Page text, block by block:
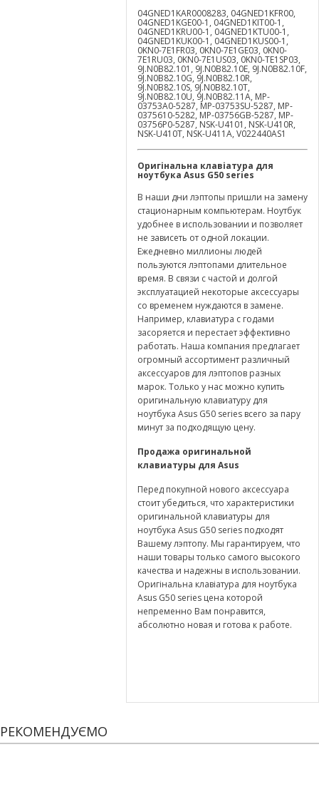
04GNED1KAR0008283, 04GNED1KFR00,
04GNED1KGE00-1, 04GNED1KIT00-1,
04GNED1KRU00-1, 04GNED1KTU00-1,
04GNED1KUK00-1, 04GNED1KUS00-1,
0KN0-7E1FR03, 0KN0-7E1GE03, 0KN0-
7E1RU03, 0KN0-7E1US03, 0KN0-TE1SP03,
9J.N0B82.101, 9J.N0B82.10E, 9J.N0B82.10F,
9J.N0B82.10G, 9J.N0B82.10R,
9J.N0B82.10S, 9J.N0B82.10T,
9J.N0B82.10U, 9J.N0B82.11A, MP-
03753A0-5287, MP-03753SU-5287, MP-
0375610-5282, MP-03756GB-5287, MP-
03756P0-5287, NSK-U4101, NSK-U410R,
NSK-U410T, NSK-U411A, V022440AS1
Оригінальна клавіатура для
ноутбука Asus G50 series
В наши дни лэптопы пришли на замену
стационарным компьютерам. Ноутбук
удобнее в использовании и позволяет
не зависеть от одной локации.
Ежедневно миллионы людей
пользуются лэптопами длительное
время. В связи с частой и долгой
эксплуатацией некоторые аксессуары
со временем нуждаются в замене.
Например, клавиатура с годами
засоряется и перестает эффективно
работать. Наша компания предлагает
огромный ассортимент различный
аксессуаров для лэптопов разных
марок. Только у нас можно купить
оригинальную клавиатуру для
ноутбука Asus G50 series всего за пару
минут за подходящую цену.
Продажа оригинальной
клавиатуры для Asus
Перед покупной нового аксессуара
стоит убедиться, что характеристики
оригинальной клавиатуры для
ноутбука Asus G50 series подходят
Вашему лэптопу. Мы гарантируем, что
наши товары только самого высокого
качества и надежны в использовании.
Оригінальна клавіатура для ноутбука
Asus G50 series цена которой
непременно Вам понравится,
абсолютно новая и готова к работе.
РЕКОМЕНДУЄМО